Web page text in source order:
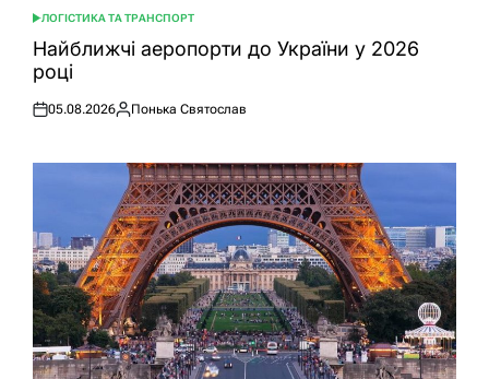
ОПУБЛІКУВАТИ
У
ЛОГІСТИКА ТА ТРАНСПОРТ
Найближчі аеропорти до України у 2026
році
Оприлюднено
05.08.2026
Опубліковано
Понька Святослав